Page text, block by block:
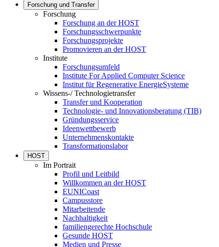
Forschung und Transfer
Forschung
Forschung an der HOST
Forschungsschwerpunkte
Forschungsprojekte
Promovieren an der HOST
Institute
Forschungsumfeld
Institute For Applied Computer Science
Institut für Regenerative EnergieSysteme
Wissens-/ Technologietransfer
Transfer und Kooperation
Technologie- und Innovationsberatung (TIB)
Gründungsservice
Ideenwettbewerb
Unternehmenskontakte
Transformationslabor
HOST
Im Portrait
Profil und Leitbild
Willkommen an der HOST
EUNICoast
Campusstore
Mitarbeitende
Nachhaltigkeit
familiengerechte Hochschule
Gesunde HOST
Medien und Presse